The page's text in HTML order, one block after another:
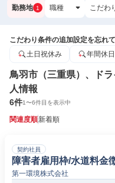
勤務地 1 職種 こだわ
こだわり条件の追加設定を忘れ
土日祝休み
年間休
鳥羽市（三重県）、ド
人情報
6件1〜6件目を表示中
関連度順新着順
契約社員
障害者雇用枠/水道料金
第一環境株式会社